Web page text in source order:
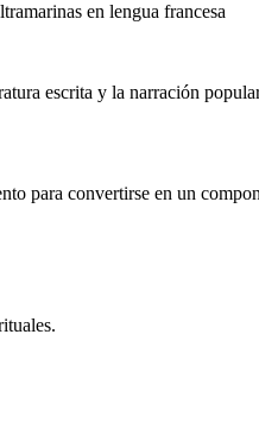
en lengua francesa
escrita y la narración
para convertirse en un